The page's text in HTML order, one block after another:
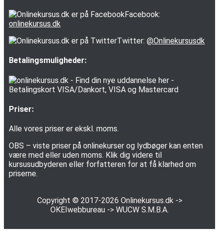
Facebook:
onlinekursus.dk
Twitter: @Onlinekursusdk
Betalingsmuligheder:
Priser:
Alle vores priser er ekskl. moms.
OBS – viste priser på onlinekurser og lydbøger kan enten
være med eller uden moms. Klik dig videre til
kursusudbyderen eller forfatteren for at få klarhed om
priserne.
Copyright © 2017-2026 Onlinekursus.dk->
OKEIwebbureau -> WUCW S.M.B.A.